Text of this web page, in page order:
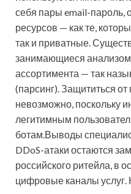
себя пары email-пароль,
ресурсов — как те,
так и приватные.
занимающиеся анализом
ассортимента — так
(парсинг). Защититься от
невозможно, поскольку
легитимным
ботам.Выводы
DDoS-атаки остаются
российского ритейла, в
цифровые каналы услуг.